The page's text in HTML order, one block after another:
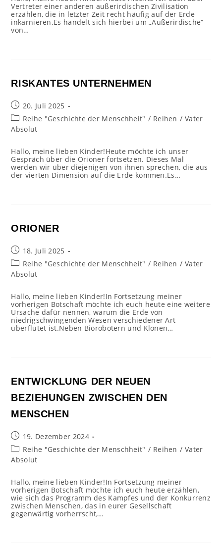
Vertreter einer anderen außerirdischen Zivilisation
erzählen, die in letzter Zeit recht häufig auf der Erde
inkarnieren.Es handelt sich hierbei um „Außerirdische“
von…
RISKANTES UNTERNEHMEN
Beitrag
veröffentlicht:
20. Juli 2025
Beitrags-
Kategorie:
Reihe "Geschichte der Menschheit" / Reihen / Vater
Absolut
Hallo, meine lieben Kinder!Heute möchte ich unser
Gespräch über die Orioner fortsetzen. Dieses Mal
werden wir über diejenigen von ihnen sprechen, die aus
der vierten Dimension auf die Erde kommen.Es…
ORIONER
Beitrag
veröffentlicht:
18. Juli 2025
Beitrags-
Kategorie:
Reihe "Geschichte der Menschheit" / Reihen / Vater
Absolut
Hallo, meine lieben Kinder!In Fortsetzung meiner
vorherigen Botschaft möchte ich euch heute eine weitere
Ursache dafür nennen, warum die Erde von
niedrigschwingenden Wesen verschiedener Art
überflutet ist.Neben Biorobotern und Klonen…
ENTWICKLUNG DER NEUEN
BEZIEHUNGEN ZWISCHEN DEN
MENSCHEN
Beitrag
veröffentlicht:
19. Dezember 2024
Beitrags-
Kategorie:
Reihe "Geschichte der Menschheit" / Reihen / Vater
Absolut
Hallo, meine lieben Kinder!In Fortsetzung meiner
vorherigen Botschaft möchte ich euch heute erzählen,
wie sich das Programm des Kampfes und der Konkurrenz
zwischen Menschen, das in eurer Gesellschaft
gegenwärtig vorherrscht,…